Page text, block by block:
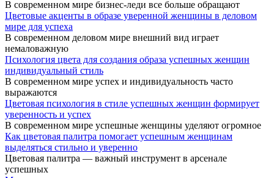
В современном мире бизнес-леди все больше обращают
Цветовые акценты в образе уверенной женщины в деловом
мире для успеха
В современном деловом мире внешний вид играет
немаловажную
Психология цвета для создания образа успешных женщин
индивидуальный стиль
В современном мире успех и индивидуальность часто
выражаются
Цветовая психология в стиле успешных женщин формирует
уверенность и успех
В современном мире успешные женщины уделяют огромное
Как цветовая палитра помогает успешным женщинам
выделяться стильно и уверенно
Цветовая палитра — важный инструмент в арсенале
успешных